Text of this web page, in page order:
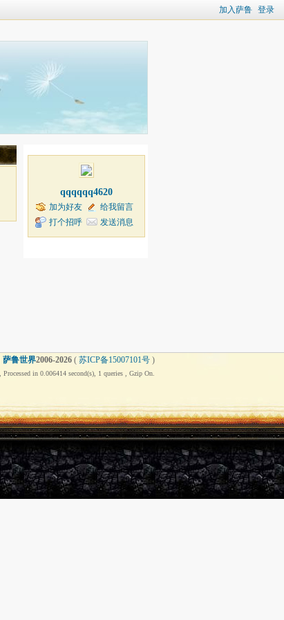
加入萨鲁 登录
qqqqqq4620
加为好友
给我留言
打个招呼
发送消息
萨鲁世界2006-2026 ( 苏ICP备15007101号 )
, Processed in 0.006414 second(s), 1 queries , Gzip On.